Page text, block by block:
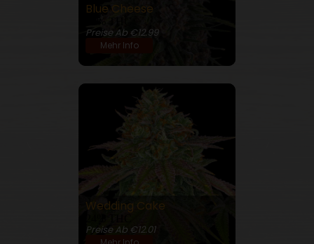
Blue Cheese
Preise Ab €12.99
Mehr Info
Wedding Cake
Preise Ab €12.01